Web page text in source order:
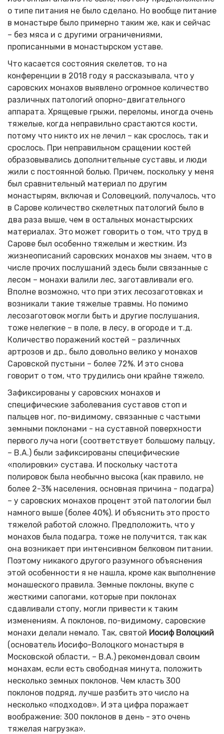
о типе питания не было сделано. Но вообще питание
в монастыре было примерно таким же, как и сейчас
– без мяса и с другими ограничениями,
прописанными в монастырском уставе.
Что касается состояния скелетов, то на
конференции в 2018 году я рассказывала, что у
саровских монахов выявлено огромное количество
различных патологий опорно-двигательного
аппарата. Хрящевые грыжи, переломы, иногда очень
тяжелые, когда неправильно срастаются кости,
потому что никто их не лечил – как срослось, так и
срослось. При неправильном сращении костей
образовывались дополнительные суставы, и люди
жили с постоянной болью. Причем, поскольку у меня
был сравнительный материал по другим
монастырям, включая и Соловецкий, получалось, что
в Сарове количество скелетных патологий было в
два раза выше, чем в остальных монастырских
материалах. Это может говорить о том, что труд в
Сарове был особенно тяжелым и жестким. Из
жизнеописаний саровских монахов мы знаем, что в
числе прочих послушаний здесь были связанные с
лесом – монахи валили лес, заготавливали его.
Вполне возможно, что при этих лесозаготовках и
возникали такие тяжелые травмы. Но помимо
лесозаготовок могли быть и другие послушания,
тоже нелегкие – в поле, в лесу, в огороде и т.д.
Количество поражений костей – различных
артрозов и др., было довольно велико у монахов
Саровской пустыни – более 72%. И это снова
говорит о том, что трудились они крайне тяжело.
Зафиксированы у саровских монахов и
специфические заболевания суставов стоп и
пальцев ног, по-видимому, связанные с частыми
земными поклонами - на суставной поверхности
первого луча ноги (соответствует большому пальцу,
– В.А.) были зафиксированы специфические
«полировки» сустава. И поскольку частота
полировок была необычно высока (как правило, не
более 2-3% населения, основная причина - подагра)
– у саровских монахов процент этой патологии был
намного выше (более 40%). И объяснить это просто
тяжелой работой сложно. Предположить, что у
монахов была подагра, тоже не получится, так как
она возникает при интенсивном белковом питании.
Поэтому никакого другого разумного объяснения
этой особенности я не нашла, кроме как выполнение
монашеского правила. Земные поклоны, вкупе с
жесткими сапогами, которые при поклонах
сдавливали стопу, могли привести к таким
изменениям. А поклонов, по-видимому, саровские
монахи делали немало. Так, святой Иосиф Волоцкий
(основатель Иосифо-Волоцкого монастыря в
Московской области, – В.А.) рекомендовал своим
монахам, если есть свободная минута, положить
несколько земных поклонов. Чем класть 300
поклонов подряд, лучше разбить это число на
несколько «подходов». И эта цифра поражает
воображение: 300 поклонов в день - это очень
тяжелая нагрузка».